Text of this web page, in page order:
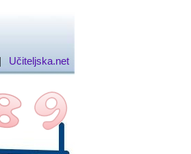
Učiteljska.net